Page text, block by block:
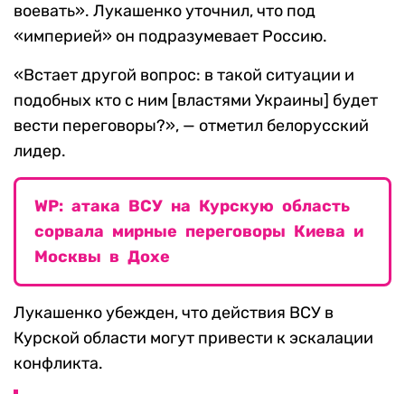
воевать». Лукашенко уточнил, что под
«империей» он подразумевает Россию.
«Встает другой вопрос: в такой ситуации и
подобных кто с ним [властями Украины] будет
вести переговоры?», — отметил белорусский
лидер.
WP: атака ВСУ на Курскую область
сорвала мирные переговоры Киева и
Москвы в Дохе
Лукашенко убежден, что действия ВСУ в
Курской области могут привести к эскалации
конфликта.